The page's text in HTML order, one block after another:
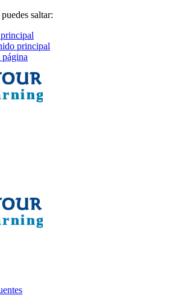
saltar:
principal
página